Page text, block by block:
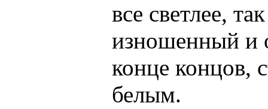
все светлее,
изношенный и
конце концов,
белым.